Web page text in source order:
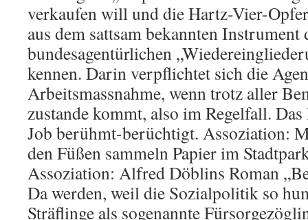
verkaufen will und die Hartz-Vier-
aus dem sattsam bekannten Instrument
bundesagentürlichen
kennen. Darin verpflichtet sich die
Arbeitsmassnahme, wenn trotz aller
zustande kommt, also im Regelfall.
Job berühmt-berüchtigt. Assoziation:
den Füßen sammeln Papier im
Assoziation: Alfred Döblins Roman
Da werden, weil die Sozialpolitik so
Sträflinge als sogenannte